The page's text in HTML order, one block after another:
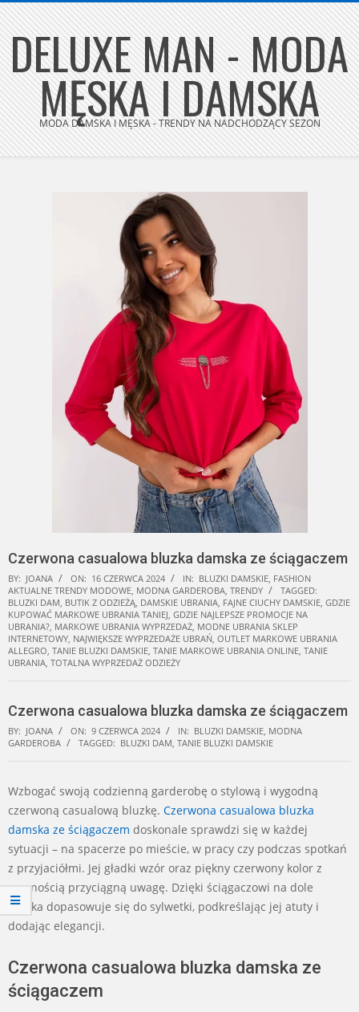
Skip
to
content
DELUXE MAN - MODA
MĘSKA I DAMSKA
MODA DAMSKA I MĘSKA - TRENDY NA NADCHODZĄCY SEZON
Czerwona casualowa bluzka damska ze ściągaczem
BY: JOANA ON: 16 CZERWCA 2024 IN: BLUZKI DAMSKIE FASHION
AKTUALNE TRENDY MODOWE MODNA GARDEROBA TRENDY
TAGGED:
BLUZKI DAM BUTIK Z ODZIEŻĄ DAMSKIE UBRANIA FAJNE CIUCHY DAMSKIE GDZIE
KUPOWAĆ MARKOWE UBRANIA TANIEJ GDZIE NAJLEPSZE PROMOCJE NA
UBRANIA? MARKOWE UBRANIA WYPRZEDAŻ MODNE UBRANIA SKLEP
INTERNETOWY NAJWIĘKSZE WYPRZEDAŻE UBRAŃ OUTLET MARKOWE UBRANIA
ALLEGRO TANIE BLUZKI DAMSKIE TANIE MARKOWE UBRANIA ONLINE TANIE
UBRANIA TOTALNA WYPRZEDAŻ ODZIEŻY
Czerwona casualowa bluzka damska ze ściągaczem
BY: JOANA ON: 9 CZERWCA 2024 IN: BLUZKI DAMSKIE MODNA
GARDEROBA
TAGGED: BLUZKI DAM TANIE BLUZKI DAMSKIE
Wzbogać swoją codzienną garderobę o stylową i wygodną
czerwoną casualową bluzkę. Czerwona casualowa bluzka
damska ze ściągaczem doskonale sprawdzi się w każdej
sytuacji – na spacerze po mieście, w pracy czy podczas spotkań
z przyjaciółmi. Jej gładki wzór oraz piękny czerwony kolor z
pewnością przyciągną uwagę. Dzięki ściągaczowi na dole
bluzka dopasowuje się do sylwetki, podkreślając jej atuty i
dodając elegancji.
Czerwona casualowa bluzka damska ze
ściągaczem